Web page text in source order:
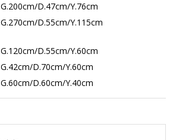
G.200cm/D.47cm/Y.76cm
G.270cm/D.55cm/Y.115cm
G.120cm/D.55cm/Y.60cm
G.42cm/D.70cm/Y.60cm
G.60cm/D.60cm/Y.40cm